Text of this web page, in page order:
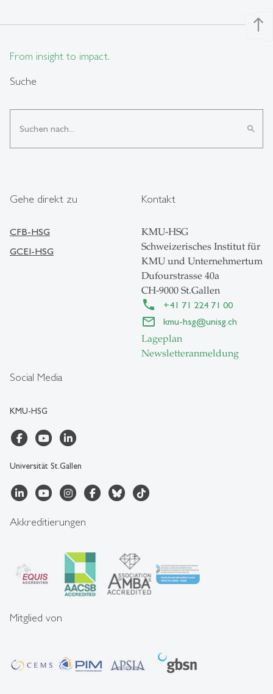
north
From insight to impact.
Suche
search
Social Media
KMU-HSG
Universität St.Gallen
Gehe direkt zu
CFB-HSG
GCEI-HSG
Kontakt
KMU-HSG
Schweizerisches Institut für
KMU und Unternehmertum
Dufourstrasse 40a
CH-9000 St.Gallen
+41 71 224 71 00
kmu-hsg@unisg.ch
Lageplan
Newsletteranmeldung
Akkreditierungen
Mitglied von